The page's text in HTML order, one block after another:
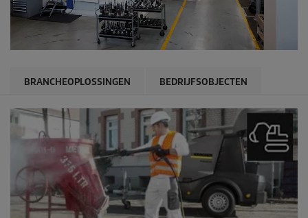
BRANCHEOPLOSSINGEN BEDRIJFSOBJECTEN